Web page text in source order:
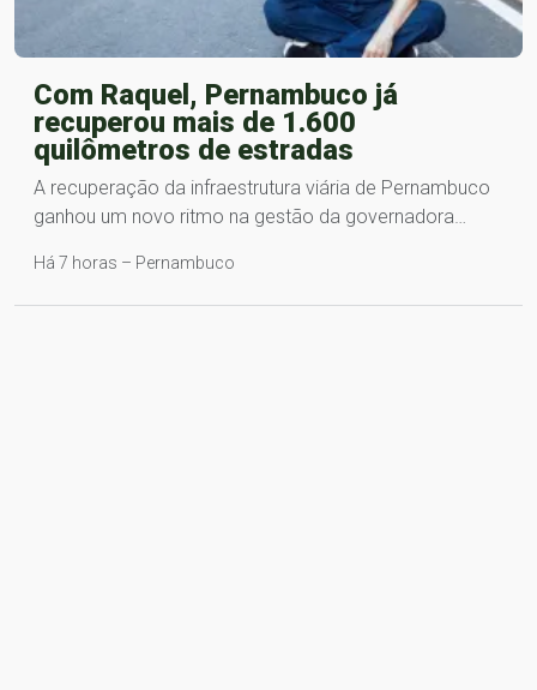
Com Raquel, Pernambuco já
recuperou mais de 1.600
quilômetros de estradas
A recuperação da infraestrutura viária de Pernambuco
ganhou um novo ritmo na gestão da governadora…
Há 7 horas – Pernambuco